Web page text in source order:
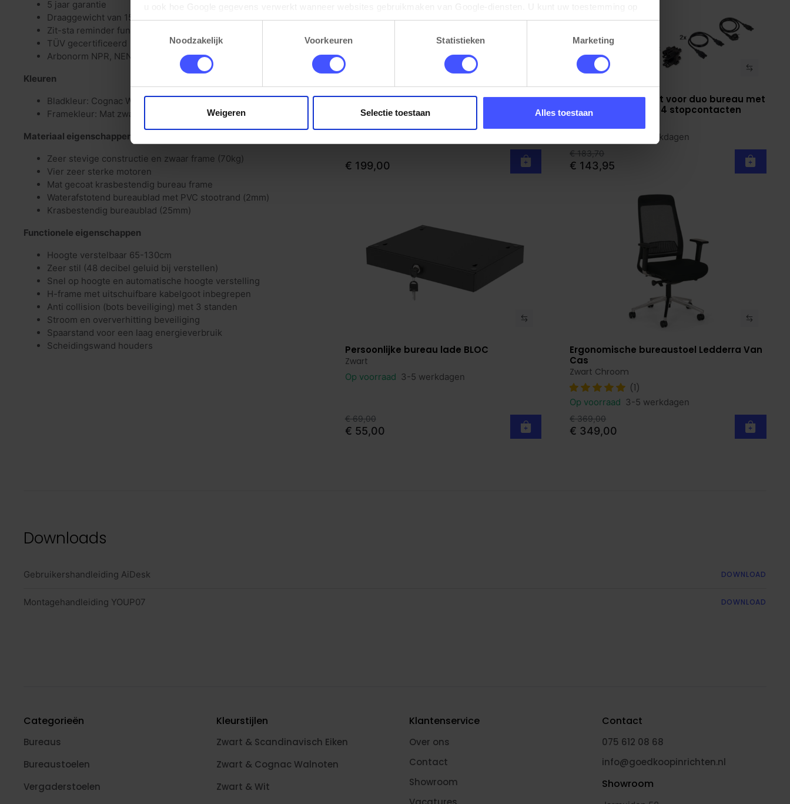
elk moment wijzigen of intrekken via de cookie-instellingen. Zie onze privacy policy.
Noodzakelijk
Voorkeuren Statistieken Marketing
Weigeren Selectie toestaan Alles toestaan
5 jaar garantie
Draaggewicht van 150kg
Zit-sta reminder functie
TÜV gecertificeerd
Arbonorm NPR, NEN 1813 en NEN 527
Kleuren
Bladkleur: Cognac Walnoot
Framekleur: Mat zwart (RAL9005)
Materiaal eigenschappen
Zeer stevige constructie en zwaar frame (70kg)
Vier zeer sterke motoren
Mat gecoat krasbestendig bureau frame
Waterafstotend bureaublad met PVC stootrand (2mm)
Krasbestendig bureaublad (25mm)
Functionele eigenschappen
Hoogte verstelbaar 65-130cm
Zeer stil (48 decibel geluid bij verstellen)
Snel op hoogte en automatische hoogte verstelling
H-frame met uitschuifbare kabelgoot inbegrepen
Anti collision (bots beveiliging) met 3 standen
Stroom en oververhitting beveiliging
Spaarstand voor een laag energieverbruik
Scheidingswand houders
Bekijk product
STIL geluiddempende tussenwand duo
bureau
€ 199,00
Bekijk product
Kabelverwerkingset voor duo bureau met
2 kabelgoten en 2x 4 stopcontacten
3-5 werkdagen
€ 183,70
€ 143,95
Bekijk product
Persoonlijke bureau lade BLOC
Zwart
Op voorraad 3-5 werkdagen
€ 69,00
€ 55,00
Bekijk product
Ergonomische bureaustoel Ledderra Van
Cas
Zwart Chroom
(1)
Op voorraad 3-5 werkdagen
€ 369,00
€ 349,00
Downloads
Gebruikershandleiding AiDesk DOWNLOAD
Montagehandleiding YOUP07 DOWNLOAD
Categorieën
Bureaus
Bureaustoelen
Vergaderstoelen
Kleurstijlen
Zwart & Scandinavisch Eiken
Zwart & Cognac Walnoten
Zwart & Wit
Klantenservice
Over ons
Contact
Showroom
Contact
075 612 08 68
info@goedkoopinrichten.nl
Showroom